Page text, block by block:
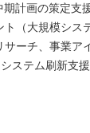
計画の策定支援
ト（大規模シス
ーチ、事業ア
ステム刷新支援